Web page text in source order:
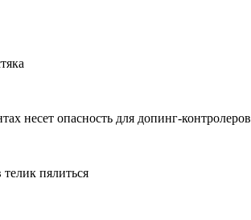
несет опасность для допинг-контролеров
пялиться